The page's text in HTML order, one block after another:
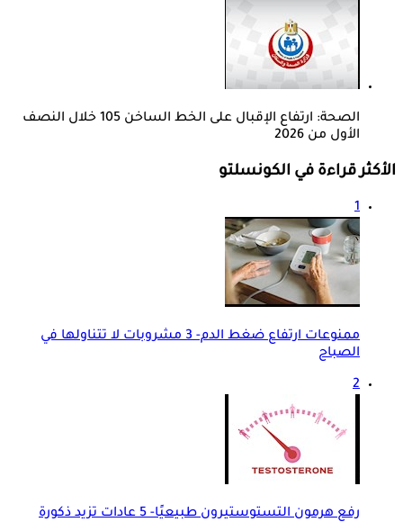
الصحة: ارتفاع الإقبال على الخط الساخن 105 خلال النصف
الأول من 2026
الأكثر قراءة في الكونسلتو
1
ممنوعات ارتفاع ضغط الدم- 3 مشروبات لا تتناولها في
الصباح
2
رفع هرمون التستوستيرون طبيعيًا- 5 عادات تزيد ذكورة